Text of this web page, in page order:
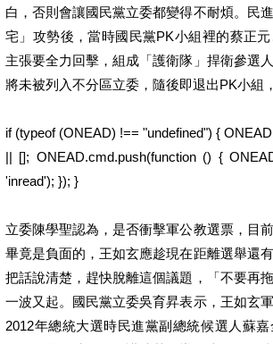
白，否則會讓國民黨立委都變得不耐煩。民
宅」攻勢後，當時國民黨PK小組裡的蔡正
主張要全力回擊，組成「護衛隊」捍衛參選
將未被列入不分區立委，隨後即退出PK小組
if (typeof (ONEAD) !== "undefined") {
|| []; ONEAD.cmd.push(function () {
'inread'); }); }
立委陳學聖認為，是否衝擊軍公教選票，目
畢竟是負面的，王如玄應趁現在距離選舉還
把話說清楚，趕快脫離這個議題，「不要再
一波又起。國民黨立委吳育昇表示，王如玄
2012年總統大選時民進黨副總統候選人蘇嘉